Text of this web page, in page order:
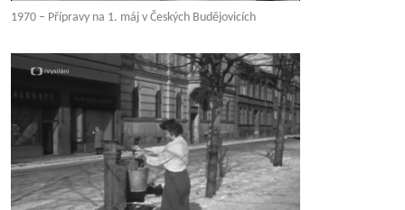
1970 – Přípravy na 1. máj v Českých Budějovicích